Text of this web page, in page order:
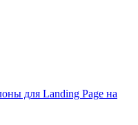
для Landing Page на